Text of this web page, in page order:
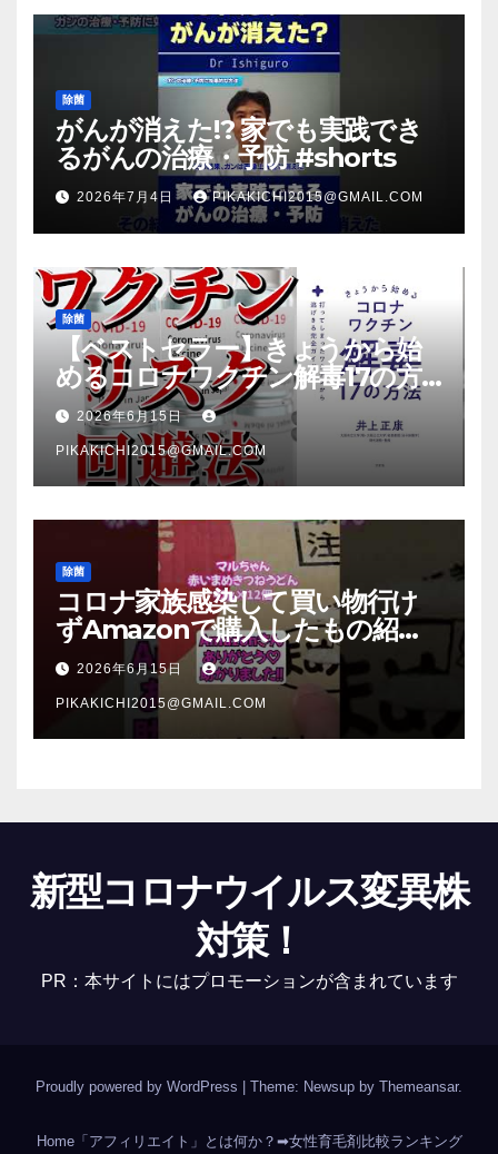
除菌
がんが消えた!? 家でも実践でき
るがんの治療・予防 #shorts
2026年7月4日 PIKAKICHI2015@GMAIL.COM
除菌
【ベストセラー】きょうから始
めるコロナワクチン解毒17の方
法【本要約】
2026年6月15日
PIKAKICHI2015@GMAIL.COM
除菌
コロナ家族感染して買い物行け
ずAmazonで購入したもの紹
介 #Shorts
2026年6月15日
PIKAKICHI2015@GMAIL.COM
新型コロナウイルス変異株
対策！
PR：本サイトにはプロモーションが含まれています
Proudly powered by WordPress Theme: Newsup by Themeansar.
Home「アフィリエイト」とは何か？ ➡女性育毛剤比較ランキング